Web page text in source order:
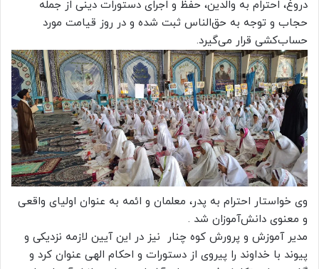
دروغ، احترام به والدین، حفظ و اجرای دستورات دینی از جمله
حجاب و توجه به حق‌الناس ثبت شده و در روز قیامت مورد
حساب‌کشی قرار می‌گیرد.
وی خواستار احترام به پدر، معلمان و ائمه به عنوان اولیای واقعی
و معنوی دانش‌آموزان شد .
مدیر آموزش و پرورش کوه چنار نیز در این آیین لازمه نزدیکی و
پیوند با خداوند را پیروی از دستورات و احکام الهی عنوان کرد و